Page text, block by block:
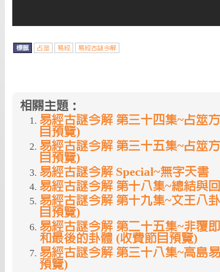
標籤 占筮 易經 易經古謎今解
相關主題：
易經古謎今解 第三十四集~占筮
目預覽)
易經古謎今解 第三十五集~占筮
目預覽)
易經古謎今解 Special~無字天書
易經古謎今解 第十八集~總結與
易經古謎今解 第十九集~文王八
目預覽)
易經古謎今解 第二十五集~非覆
和最後的卦體 (收費節目預覽)
易經古謎今解 第三十八集~高島
預覽)